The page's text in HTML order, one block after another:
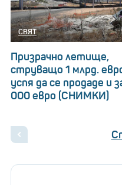
СВЯТ
Призрачно летище,
струващо 1 млрд.
успя да се продаде и
000 евро (СНИМКИ)